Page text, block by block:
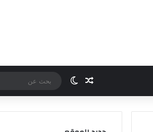
مقال عشوائي
الوضع المظلم